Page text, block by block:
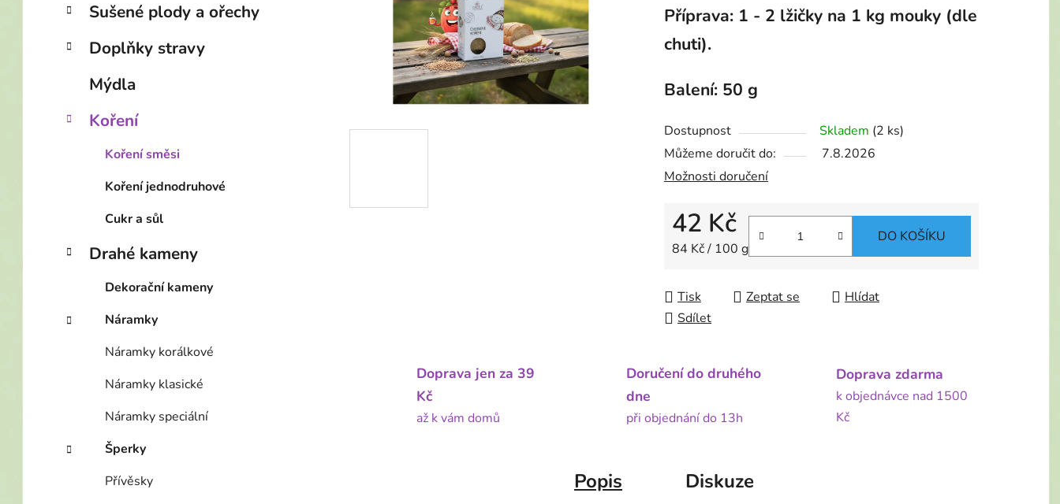
n
n
í
n
i
Sušené plody a ořechy
Doplňky stravy
Mýdla
Koření
Koření směsi
Koření jednodruhové
Cukr a sůl
Drahé kameny
Dekorační kameny
Náramky
Náramky korálkové
Náramky klasické
Náramky speciální
Šperky
Přívěsky
Příprava: 1 - 2 lžičky na 1 kg mouky (dle
chuti).
Balení: 50 g
Dostupnost Skladem (2 ks)
Můžeme doručit do:
7.8.2026
Možnosti doručení
42 Kč
Měrná cena:
84 Kč / 100 g
DO KOŠÍKU
Tisk Zeptat se
Hlídat
Sdílet
Doprava jen za 39
Kč
až k vám domů
Doručení do druhého
dne
při objednání do 13h
Doprava zdarma
k objednávce nad 1500
Kč
Popis Diskuze